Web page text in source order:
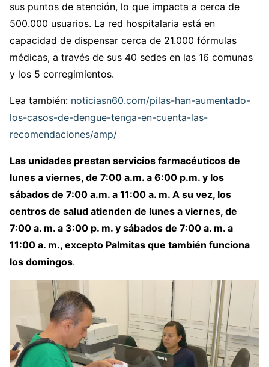
sus puntos de atención, lo que impacta a cerca de
500.000 usuarios. La red hospitalaria está en
capacidad de dispensar cerca de 21.000 fórmulas
médicas, a través de sus 40 sedes en las 16 comunas
y los 5 corregimientos.
Lea también: noticiasn60.com/pilas-han-aumentado-
los-casos-de-dengue-tenga-en-cuenta-las-
recomendaciones/amp/
Las unidades prestan servicios farmacéuticos de
lunes a viernes, de 7:00 a.m. a 6:00 p.m. y los
sábados de 7:00 a.m. a 11:00 a. m. A su vez, los
centros de salud atienden de lunes a viernes, de
7:00 a. m. a 3:00 p. m. y sábados de 7:00 a. m. a
11:00 a. m., excepto Palmitas que también funciona
los domingos.